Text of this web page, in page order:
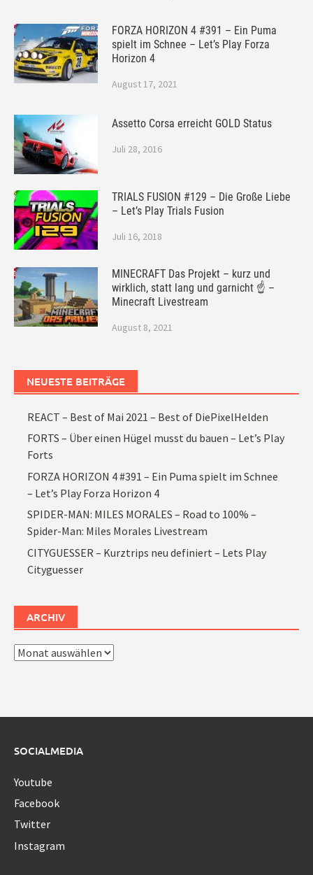
FORZA HORIZON 4 #391 – Ein Puma
spielt im Schnee – Let’s Play Forza
Horizon 4
August 17, 2021
Assetto Corsa erreicht GOLD Status
Juli 28, 2016
TRIALS FUSION #129 – Die Große Liebe
– Let’s Play Trials Fusion
Juli 16, 2018
MINECRAFT Das Projekt – kurz und
wirklich, statt lang und garnicht ☝ –
Minecraft Livestream
August 8, 2021
NEUESTE BEITRÄGE
REACT – Best of Mai 2021 – Best of DiePixelHelden
FORTS – Über einen Hügel musst du bauen – Let’s Play
Forts
FORZA HORIZON 4 #391 – Ein Puma spielt im Schnee
– Let’s Play Forza Horizon 4
SPIDER-MAN: MILES MORALES – Road to 100% –
Spider-Man: Miles Morales Livestream
CITYGUESSER – Kurztrips neu definiert – Lets Play
Cityguesser
ARCHIV
Archiv
SOCIALMEDIA
Youtube
Facebook
Twitter
Instagram